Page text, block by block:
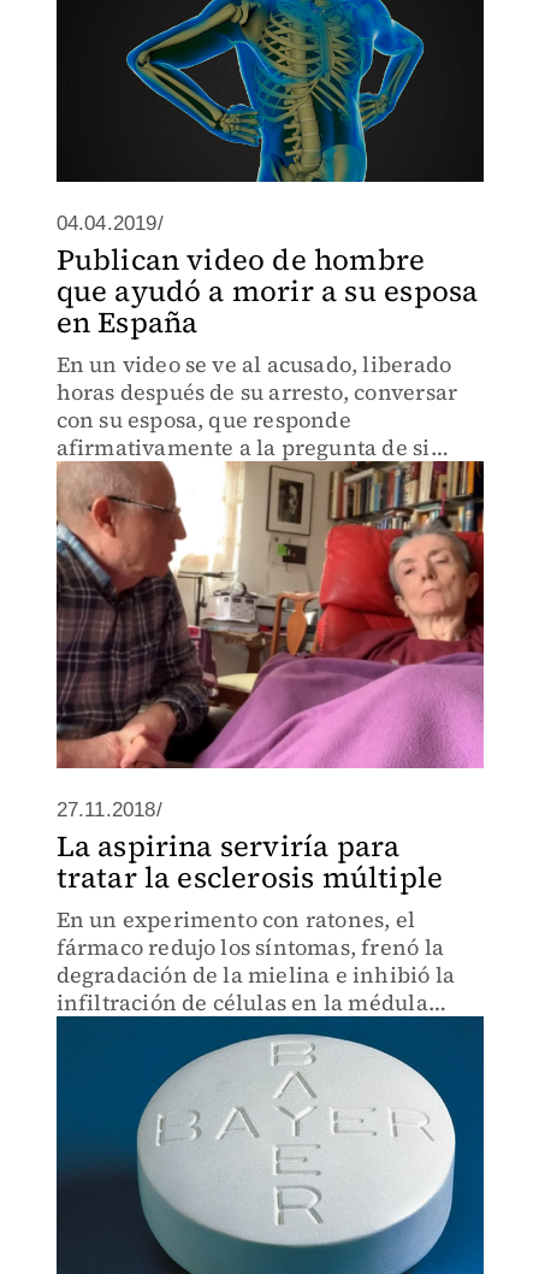
04.04.2019/
Publican video de hombre
que ayudó a morir a su esposa
en España
En un video se ve al acusado, liberado
horas después de su arresto, conversar
con su esposa, que responde
afirmativamente a la pregunta de si
quiere poner fin a sus días luego de
pasar 30 años con esclerosis múltiple.
27.11.2018/
La aspirina serviría para
tratar la esclerosis múltiple
En un experimento con ratones, el
fármaco redujo los síntomas, frenó la
degradación de la mielina e inhibió la
infiltración de células en la médula